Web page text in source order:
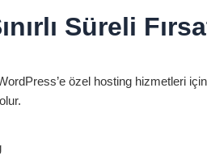
Süreli
özel hosting hizmetleri